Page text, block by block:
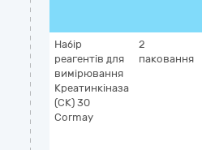
Набір
реагентів для
вимірювання
Креатинкіназа
(СК) 30
Cormay
2
паковання